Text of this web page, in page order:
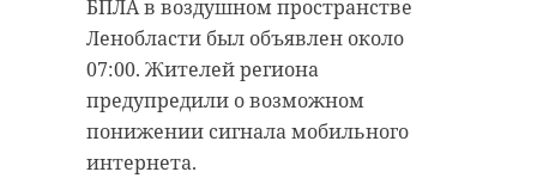
БПЛА в воздушном пространстве
Ленобласти был объявлен около
07:00. Жителей региона
предупредили о возможном
понижении сигнала мобильного
интернета.